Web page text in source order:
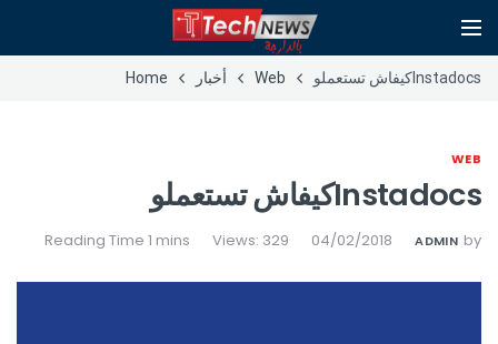
Instadocsكيفاش تستعملو Web أخبار Home
WEB
Instadocsكيفاش تستعملو
by
ADMIN
04/02/2018
Views: 329